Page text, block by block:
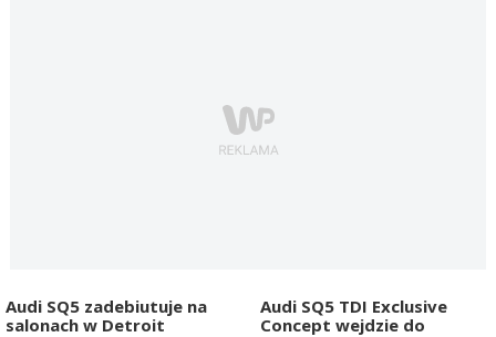
Audi SQ5 zadebiutuje na
salonach w Detroit
Audi SQ5 TDI Exclusive
Concept wejdzie do